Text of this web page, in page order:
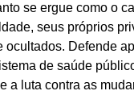
se ergue como o
seus próprios
ocultados. Defende
de saúde
a luta contra as